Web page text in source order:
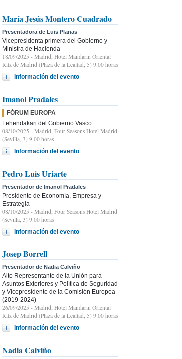
María Jesús Montero Cuadrado
Presentadora de Luis Planas
Vicepresidenta primera del Gobierno y
Ministra de Hacienda
18/09/2025 - Madrid, Hotel Mandarin Oriental
Ritz de Madrid (Plaza de la Lealtad, 5) 9:00 horas
Información del evento
Imanol Pradales
FÓRUM EUROPA
Lehendakari del Gobierno Vasco
08/10/2025 - Madrid, Four Seasons Hotel Madrid
(Sevilla, 3) 9.00 horas
Información del evento
Pedro Luis Uriarte
Presentador de Imanol Pradales
Presidente de Economía, Empresa y
Estrategia
08/10/2025 - Madrid, Four Seasons Hotel Madrid
(Sevilla, 3) 9.00 horas
Información del evento
Josep Borrell
Presentador de Nadia Calviño
Alto Representante de la Unión para
Asuntos Exteriores y Política de Seguridad
y Vicepresidente de la Comisión Europea
(2019-2024)
26/09/2025 - Madrid, Hotel Mandarin Oriental
Ritz de Madrid (Plaza de la Lealtad, 5) 9:00 horas
Información del evento
Nadia Calviño